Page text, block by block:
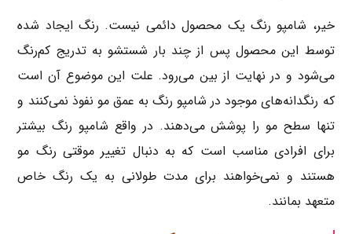
خیر، شامپو رنگ یک محصول دائمی نیست. رنگ ایجاد شده
توسط این محصول پس از چند بار شستشو به تدریج کم‌رنگ
می‌شود و در نهایت از بین می‌رود. علت این موضوع آن است
که رنگدانه‌های موجود در شامپو رنگ به عمق مو نفوذ نمی‌کنند و
تنها سطح مو را پوشش می‌دهند. در واقع شامپو رنگ بیشتر
برای افرادی مناسب است که به دنبال تغییر موقتی رنگ مو
هستند و نمی‌خواهند برای مدت طولانی به یک رنگ خاص
متعهد بمانند.